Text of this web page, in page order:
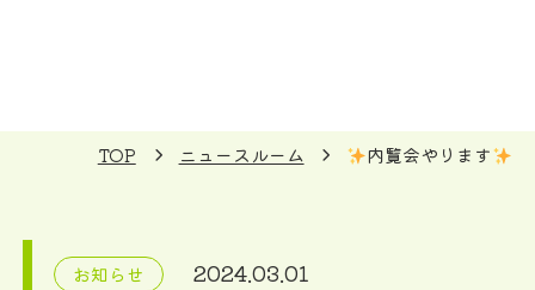
TOP ニュースルーム 内覧会やります
お知らせ 2024.03.01